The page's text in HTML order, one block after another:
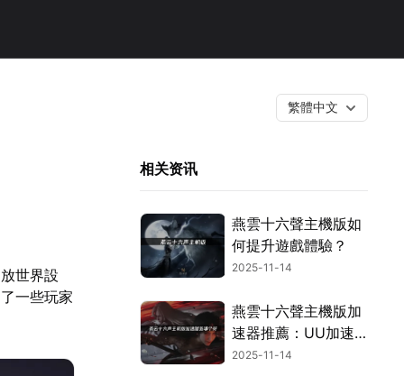
繁體中文
世界設
一些玩家
相关资讯
燕雲十六聲主機版如
何提升遊戲體驗？
2025-11-14
燕雲十六聲主機版加
速器推薦：UU加速
器解決你的連線困
2025-11-14